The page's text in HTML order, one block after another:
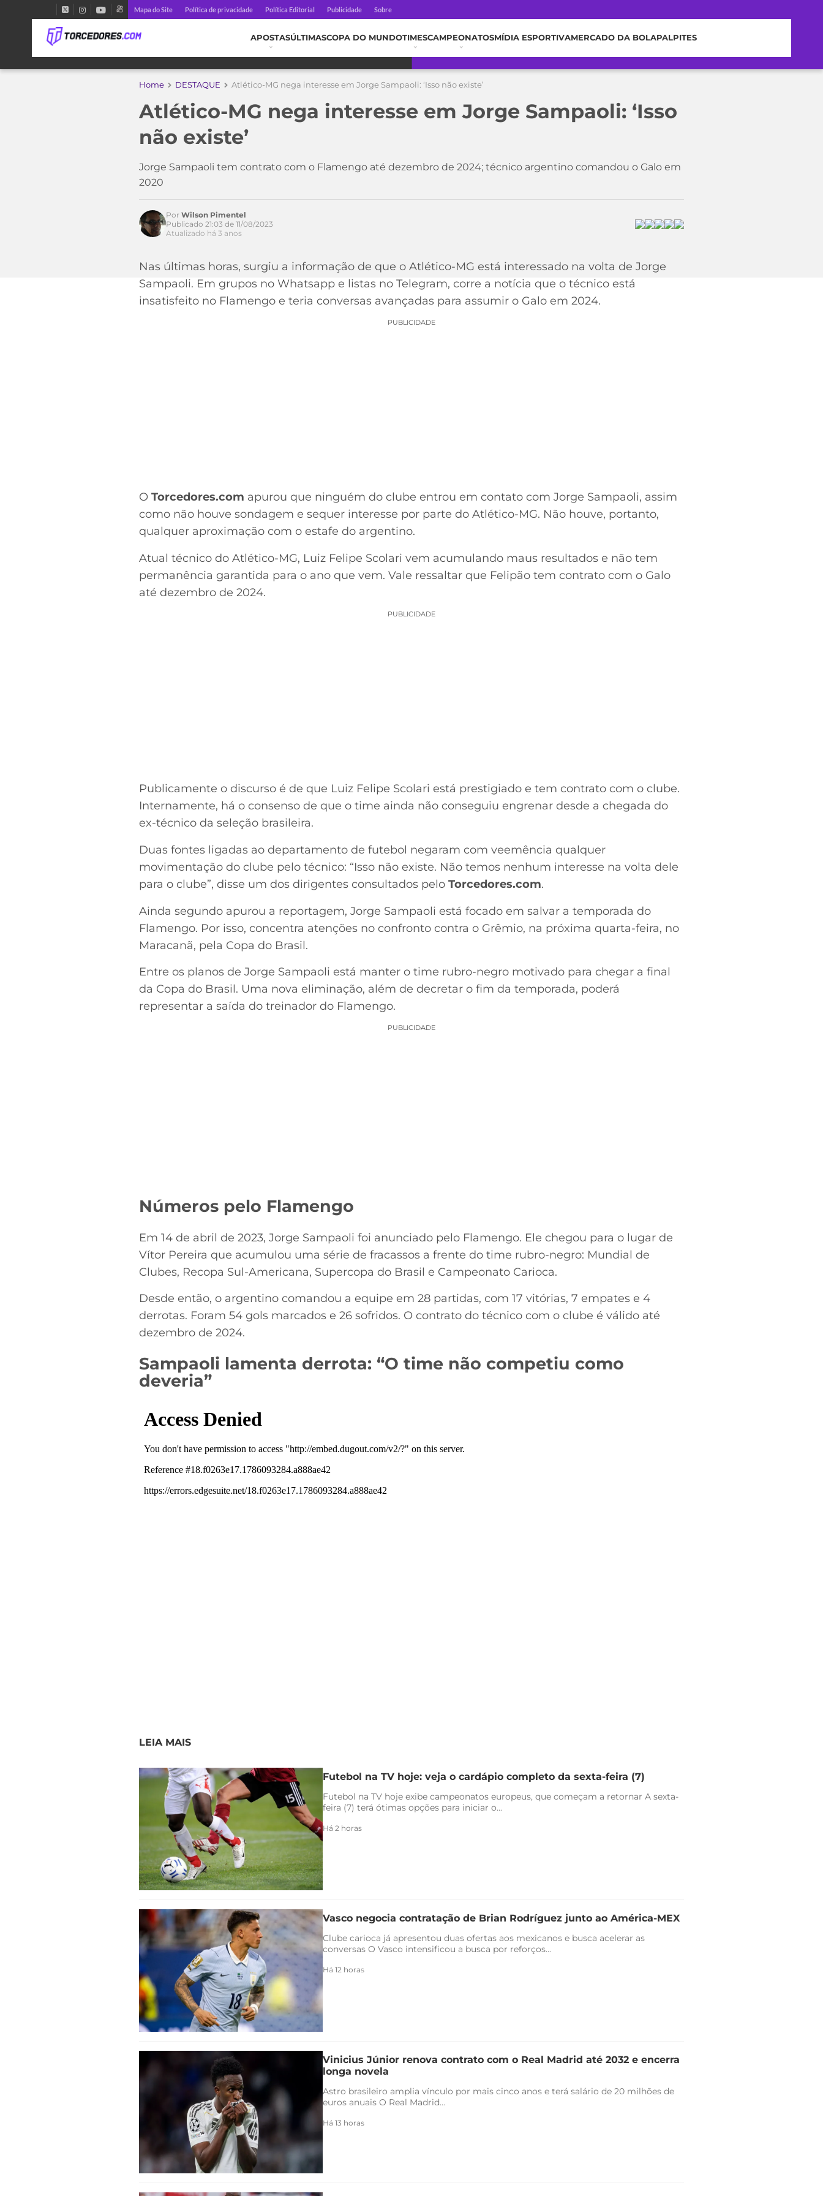
Mapa do Site Política de privacidade Política Editorial Publicidade Sobre
APOSTASÚLTIMASCOPA DO MUNDOTIMESCAMPEONATOSMÍDIA ESPORTIVAMERCADO DA BOLAPALPITES
Home DESTAQUE Atlético-MG nega interesse em Jorge Sampaoli: ‘Isso não existe’
Atlético-MG nega interesse em Jorge Sampaoli: ‘Isso
não existe’
Jorge Sampaoli tem contrato com o Flamengo até dezembro de 2024; técnico argentino comandou o Galo em
2020
Acesse o perfil do autor Por Wilson Pimentel
Publicado 21:03 de 11/08/2023
Atualizado há 3 anos
Nas últimas horas, surgiu a informação de que o Atlético-MG está interessado na volta de Jorge
Sampaoli. Em grupos no Whatsapp e listas no Telegram, corre a notícia que o técnico está
insatisfeito no Flamengo e teria conversas avançadas para assumir o Galo em 2024.
PUBLICIDADE
O Torcedores.com apurou que ninguém do clube entrou em contato com Jorge Sampaoli, assim
como não houve sondagem e sequer interesse por parte do Atlético-MG. Não houve, portanto,
qualquer aproximação com o estafe do argentino.
Atual técnico do Atlético-MG, Luiz Felipe Scolari vem acumulando maus resultados e não tem
permanência garantida para o ano que vem. Vale ressaltar que Felipão tem contrato com o Galo
até dezembro de 2024.
PUBLICIDADE
Publicamente o discurso é de que Luiz Felipe Scolari está prestigiado e tem contrato com o clube.
Internamente, há o consenso de que o time ainda não conseguiu engrenar desde a chegada do
ex-técnico da seleção brasileira.
Duas fontes ligadas ao departamento de futebol negaram com veemência qualquer
movimentação do clube pelo técnico: “Isso não existe. Não temos nenhum interesse na volta dele
para o clube”, disse um dos dirigentes consultados pelo Torcedores.com.
Ainda segundo apurou a reportagem, Jorge Sampaoli está focado em salvar a temporada do
Flamengo. Por isso, concentra atenções no confronto contra o Grêmio, na próxima quarta-feira, no
Maracanã, pela Copa do Brasil.
Entre os planos de Jorge Sampaoli está manter o time rubro-negro motivado para chegar a final
da Copa do Brasil. Uma nova eliminação, além de decretar o fim da temporada, poderá
representar a saída do treinador do Flamengo.
PUBLICIDADE
Números pelo Flamengo
Em 14 de abril de 2023, Jorge Sampaoli foi anunciado pelo Flamengo. Ele chegou para o lugar de
Vítor Pereira que acumulou uma série de fracassos a frente do time rubro-negro: Mundial de
Clubes, Recopa Sul-Americana, Supercopa do Brasil e Campeonato Carioca.
Desde então, o argentino comandou a equipe em 28 partidas, com 17 vitórias, 7 empates e 4
derrotas. Foram 54 gols marcados e 26 sofridos. O contrato do técnico com o clube é válido até
dezembro de 2024.
Sampaoli lamenta derrota: “O time não competiu como
deveria”
LEIA MAIS
Futebol na TV hoje: veja o cardápio completo da sexta-feira (7)
Futebol na TV hoje exibe campeonatos europeus, que começam a retornar A sexta-
feira (7) terá ótimas opções para iniciar o...
Há 2 horas
Vasco negocia contratação de Brian Rodríguez junto ao América-MEX
Clube carioca já apresentou duas ofertas aos mexicanos e busca acelerar as
conversas O Vasco intensificou a busca por reforços...
Há 12 horas
Vinicius Júnior renova contrato com o Real Madrid até 2032 e encerra
longa novela
Astro brasileiro amplia vínculo por mais cinco anos e terá salário de 20 milhões de
euros anuais O Real Madrid...
Há 13 horas